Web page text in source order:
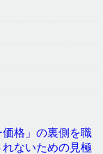
価格」の裏側を職
ないための見極